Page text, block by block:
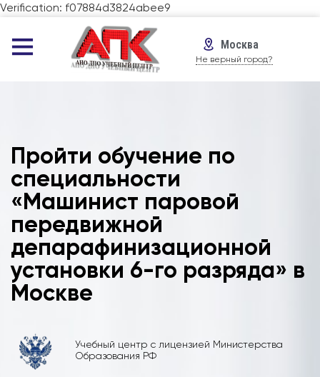
Verification: f07884d3824abee9
Москва
Не верный город?
Пройти обучение по
специальности
«Машинист паровой
передвижной
депарафинизационной
установки 6-го разряда» в
Москве
Учебный центр с лицензией Министерства
Образования РФ